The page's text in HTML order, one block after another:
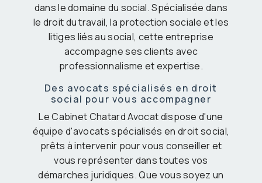
dans le domaine du social. Spécialisée dans
le droit du travail, la protection sociale et les
litiges liés au social, cette entreprise
accompagne ses clients avec
professionnalisme et expertise.
Des avocats spécialisés en droit
social pour vous accompagner
Le Cabinet Chatard Avocat dispose d'une
équipe d'avocats spécialisés en droit social,
prêts à intervenir pour vous conseiller et
vous représenter dans toutes vos
démarches juridiques. Que vous soyez un